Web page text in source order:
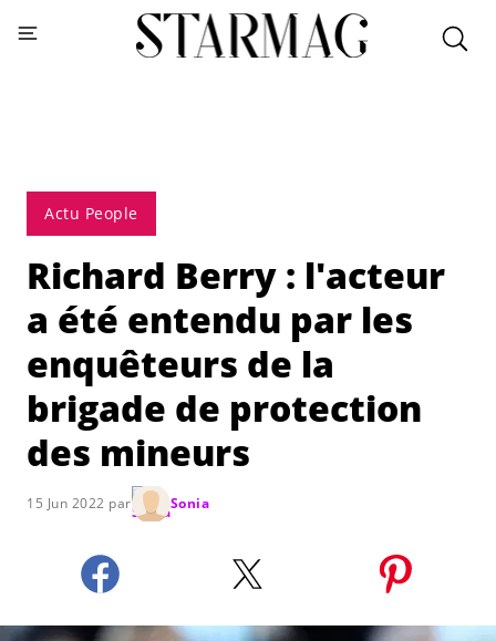
Actu People
Richard Berry : l'acteur
a été entendu par les
enquêteurs de la
brigade de protection
des mineurs
15 Jun 2022 par Sonia